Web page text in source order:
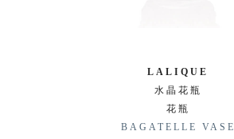
LALIQUE
水晶花瓶
花瓶
BAGATELLE VASE